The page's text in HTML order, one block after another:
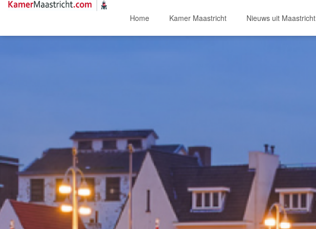
Home Kamer Maastricht Nieuws uit Maastricht